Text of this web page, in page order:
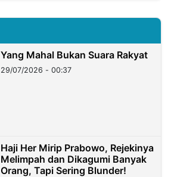
Yang Mahal Bukan Suara Rakyat
29/07/2026 - 00:37
Haji Her Mirip Prabowo, Rejekinya
Melimpah dan Dikagumi Banyak
Orang, Tapi Sering Blunder!